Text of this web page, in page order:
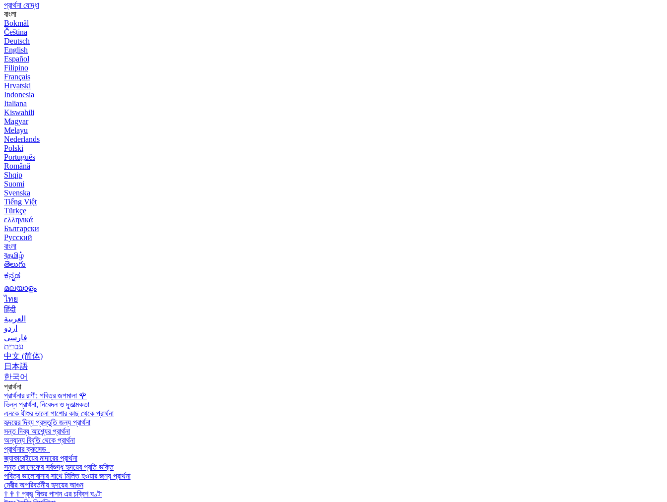
প্রার্থনা যোদ্ধা
বাংলা
Bokmål
Čeština
Deutsch
English
Español
Filipino
Français
Hrvatski
Indonesia
Italiana
Kiswahili
Magyar
Melayu
Nederlands
Polski
Português
Română
Shqip
Suomi
Svenska
Tiếng Việt
Türkçe
ελληνικά
Български
Русский
বাংলা
বதமிழ்
తెలుగు
ಕನ್ನಡ
മലയാളം
ไทย
हिंदी
العربية
اردو
فارسی
עִברִית
中文 (简体)
日本語
한국어
প্রার্থনা
প্রার্থনার রাণী: পবিত্র জপমালা 🌹
ভিন্ন প্রার্থনা, নিবেদন ও দূতাত্মকতা
এনকে যীশুর ভালো পাশোর কাছ থেকে প্রার্থনা
হৃদয়ের দিব্য প্রস্তুতি জন্য প্রার্থনা
সন্ত দিব্য আশ্র্যের প্রার্থনা
অন্যান্য বিবৃতি থেকে প্রার্থনা
প্রার্থনার ক্রুসেড
জ্যাকারেইয়ের মাদারের প্রার্থনা
সন্ত জোসেফের সর্বশুদ্ধ হৃদয়ের প্রতি ভক্তি
পবিত্র ভালোবাসার সাথে মিলিত হওয়ার জন্য প্রার্থনা
মেরীর অপরিবর্তনীয় হৃদয়ের আগুন
† † † প্রভু যিশুর পাশন এর চব্বিশ ঘণ্টা